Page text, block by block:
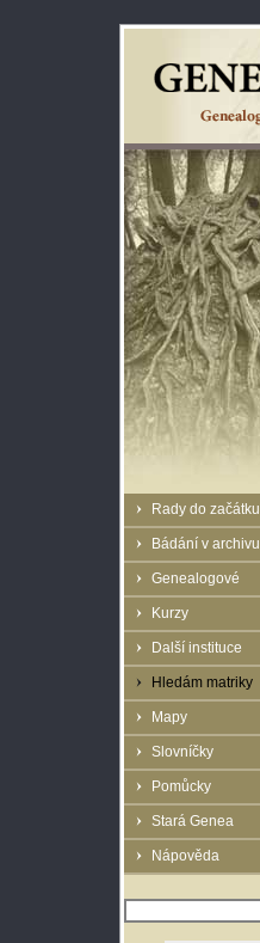
Rady do začátku
Bádání v archivu
Genealogové
Kurzy
Další instituce
Hledám matriky
Mapy
Slovníčky
Pomůcky
Stará Genea
Nápověda